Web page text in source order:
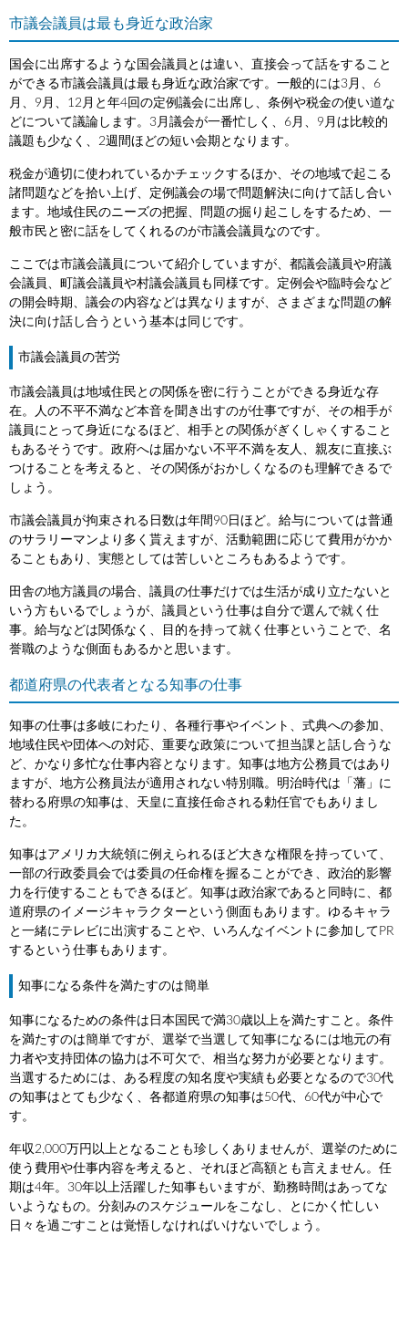
市議会議員は最も身近な政治家
国会に出席するような国会議員とは違い、直接会って話をすること
ができる市議会議員は最も身近な政治家です。一般的には3月、6
月、9月、12月と年4回の定例議会に出席し、条例や税金の使い道な
どについて議論します。3月議会が一番忙しく、6月、9月は比較的
議題も少なく、2週間ほどの短い会期となります。
税金が適切に使われているかチェックするほか、その地域で起こる
諸問題などを拾い上げ、定例議会の場で問題解決に向けて話し合い
ます。地域住民のニーズの把握、問題の掘り起こしをするため、一
般市民と密に話をしてくれるのが市議会議員なのです。
ここでは市議会議員について紹介していますが、都議会議員や府議
会議員、町議会議員や村議会議員も同様です。定例会や臨時会など
の開会時期、議会の内容などは異なりますが、さまざまな問題の解
決に向け話し合うという基本は同じです。
市議会議員の苦労
市議会議員は地域住民との関係を密に行うことができる身近な存
在。人の不平不満など本音を聞き出すのが仕事ですが、その相手が
議員にとって身近になるほど、相手との関係がぎくしゃくすること
もあるそうです。政府へは届かない不平不満を友人、親友に直接ぶ
つけることを考えると、その関係がおかしくなるのも理解できるで
しょう。
市議会議員が拘束される日数は年間90日ほど。給与については普通
のサラリーマンより多く貰えますが、活動範囲に応じて費用がかか
ることもあり、実態としては苦しいところもあるようです。
田舎の地方議員の場合、議員の仕事だけでは生活が成り立たないと
いう方もいるでしょうが、議員という仕事は自分で選んで就く仕
事。給与などは関係なく、目的を持って就く仕事ということで、名
誉職のような側面もあるかと思います。
都道府県の代表者となる知事の仕事
知事の仕事は多岐にわたり、各種行事やイベント、式典への参加、
地域住民や団体への対応、重要な政策について担当課と話し合うな
ど、かなり多忙な仕事内容となります。知事は地方公務員ではあり
ますが、地方公務員法が適用されない特別職。明治時代は「藩」に
替わる府県の知事は、天皇に直接任命される勅任官でもありまし
た。
知事はアメリカ大統領に例えられるほど大きな権限を持っていて、
一部の行政委員会では委員の任命権を握ることができ、政治的影響
力を行使することもできるほど。知事は政治家であると同時に、都
道府県のイメージキャラクターという側面もあります。ゆるキャラ
と一緒にテレビに出演することや、いろんなイベントに参加してPR
するという仕事もあります。
知事になる条件を満たすのは簡単
知事になるための条件は日本国民で満30歳以上を満たすこと。条件
を満たすのは簡単ですが、選挙で当選して知事になるには地元の有
力者や支持団体の協力は不可欠で、相当な努力が必要となります。
当選するためには、ある程度の知名度や実績も必要となるので30代
の知事はとても少なく、各都道府県の知事は50代、60代が中心で
す。
年収2,000万円以上となることも珍しくありませんが、選挙のために
使う費用や仕事内容を考えると、それほど高額とも言えません。任
期は4年。30年以上活躍した知事もいますが、勤務時間はあってな
いようなもの。分刻みのスケジュールをこなし、とにかく忙しい
日々を過ごすことは覚悟しなければいけないでしょう。